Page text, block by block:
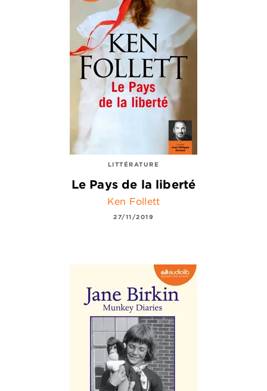
LITTÉRATURE
Le Pays de la liberté
Ken Follett
27/11/2019